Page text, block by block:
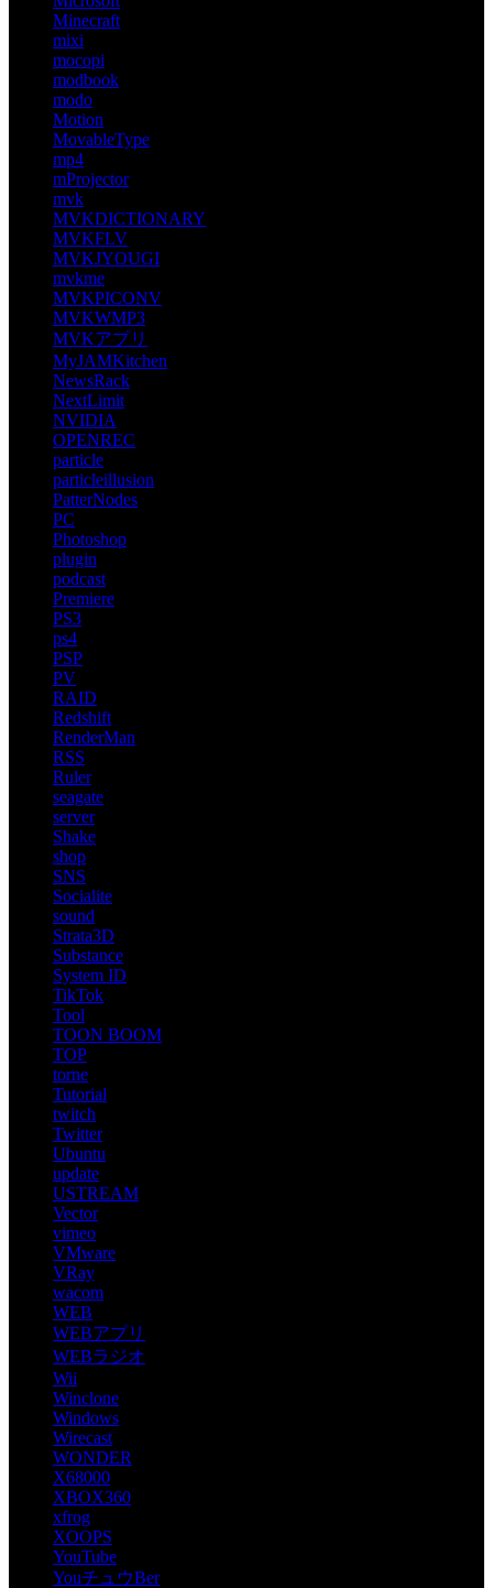
Minecraft
mixi
mocopi
modbook
modo
Motion
MovableType
mp4
mProjector
mvk
MVKDICTIONARY
MVKFLV
MVKJYOUGI
mvkme
MVKPICONV
MVKWMP3
MVKアプリ
MyJAMKitchen
NewsRack
NextLimit
NVIDIA
OPENREC
particle
particleillusion
PatterNodes
PC
Photoshop
plugin
podcast
Premiere
PS3
ps4
PSP
PV
RAID
Redshift
RenderMan
RSS
Ruler
seagate
server
Shake
shop
SNS
Socialite
sound
Strata3D
Substance
System ID
TikTok
Tool
TOON BOOM
TOP
torne
Tutorial
twitch
Twitter
Ubuntu
update
USTREAM
Vector
vimeo
VMware
VRay
wacom
WEB
WEBアプリ
WEBラジオ
Wii
Winclone
Windows
Wirecast
WONDER
X68000
XBOX360
xfrog
XOOPS
YouTube
YouチュウBer